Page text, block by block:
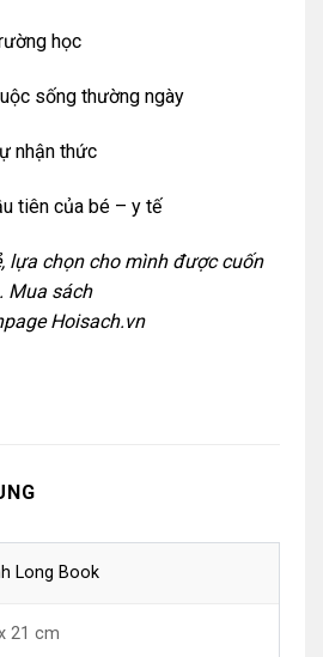
học
sống thường ngày
nhận thức
tiên của bé – y tế
lựa chọn cho mình được cuốn
Mua sách
Hoisach.vn
Long Book
21 cm